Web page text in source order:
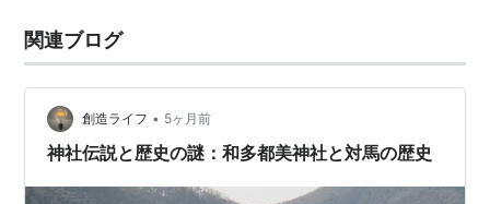
関連ブログ
創造ライフ • 5ヶ月前
神社伝説と歴史の謎：和多都美神社と対馬の歴史